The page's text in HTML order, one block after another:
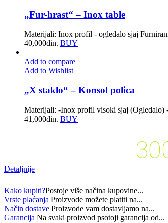
„Fur-hrast“ – Inox table
Materijali: Inox profil - ogledalo sjaj
40,000din. BUY
Add to compare
Add to Wishlist
„X staklo“ – Konsol polica
Materijali: -Inox profil visoki sjaj
41,000din. BUY
Detaljnije
Kako kupiti?Postoje više načina kupovine...
Vrste plaćanja Proizvode možete platiti na...
Način dostave Proizvode vam dostavljamo na...
Garancija Na svaki proizvod psotoji garancija od...